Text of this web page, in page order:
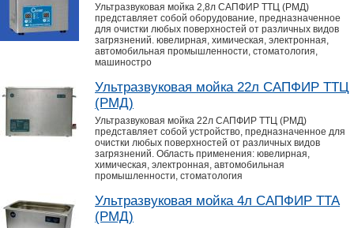
Ультразвуковая мойка 2,8л САПФИР ТТЦ (РМД)
представляет собой оборудование, предназначенное
для очистки любых поверхностей от различных видов
загрязнений. ювелирная, химическая, электронная,
автомобильная промышленности, стоматология,
машиностро
Ультразвуковая мойка 22л САПФИР ТТЦ
(РМД)
Ультразвуковая мойка 22л САПФИР ТТЦ (РМД)
представляет собой устройство, предназначенное для
очистки любых поверхностей от различных видов
загрязнений. Область применения: ювелирная,
химическая, электронная, автомобильная
промышленности, стоматология
Ультразвуковая мойка 4л САПФИР ТТА
(РМД)